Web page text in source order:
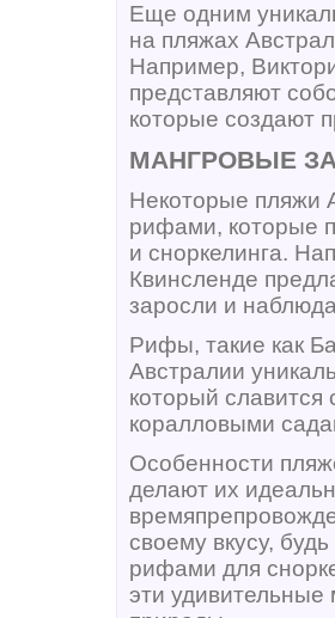
Еще одним
на пляжах
Например,
представляют
которые создают
МАНГРОВЫЕ
Некоторые пляжи
рифами, которые
и сноркелинга.
Квинсленде
заросли и
Рифы, такие как
Австралии
который
коралловыми
Особенности
делают их
своему вкусу,
рифами для
эти удивительные